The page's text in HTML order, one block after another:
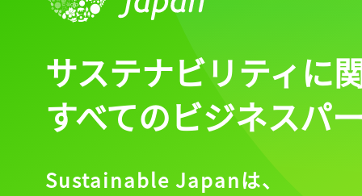
サステナビリティに
すべてのビジネスパ
Sustainable Japanは、